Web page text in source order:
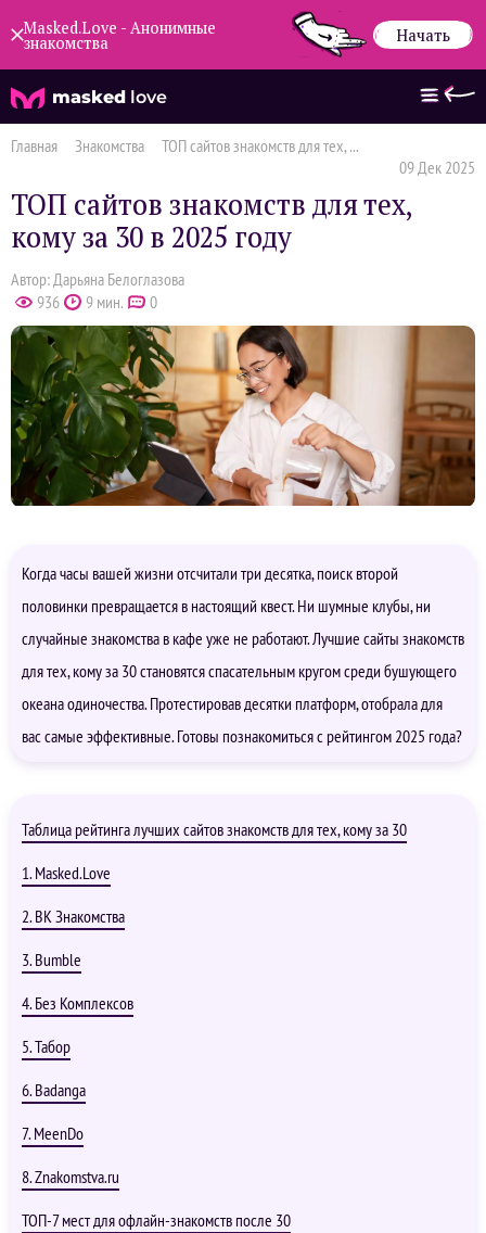
Masked.Love - Анонимные
знакомства Начать
masked love
Главная Знакомства
ТОП сайтов знакомств для тех, ...
09 Дек 2025
ТОП сайтов знакомств для тех,
кому за 30 в 2025 году
Автор: Дарьяна Белоглазова
936
9 мин. 0
Когда часы вашей жизни отсчитали три десятка, поиск второй
половинки превращается в настоящий квест. Ни шумные клубы, ни
случайные знакомства в кафе уже не работают. Лучшие сайты знакомств
для тех, кому за 30 становятся спасательным кругом среди бушующего
океана одиночества. Протестировав десятки платформ, отобрала для
вас самые эффективные. Готовы познакомиться с рейтингом 2025 года?
Таблица рейтинга лучших сайтов знакомств для тех, кому за 30
1. Masked.Love
2. ВК Знакомства
3. Bumble
4. Без Комплексов
5. Табор
6. Badanga
7. MeenDo
8. Znakomstva.ru
ТОП-7 мест для офлайн-знакомств после 30